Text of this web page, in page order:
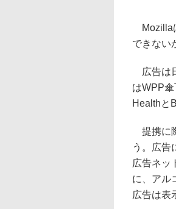
Mozilla
できない
広告は
はWPP
Healthと
提携に
う。広告
広告ネッ
に、アル
広告は表